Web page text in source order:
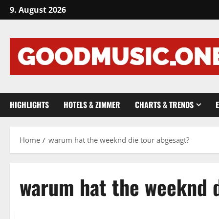
Skip
to
9. August 2026
HIGHLIGHTS HOTELS & ZIMMER CHARTS & TRENDS
Home warum hat the weeknd die tour abgesagt?
warum hat the weeknd